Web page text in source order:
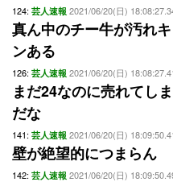
124: 芸人速報 2021/06/20(日)
真ん中のチー牛が汚れ
ンある
126: 芸人速報 2021/06/20(日)
まだ24なのに売れてし
だな
141: 芸人速報 2021/06/20(日)
壁が絶望的につまらん
142: 芸人速報 2021/06/20(日)